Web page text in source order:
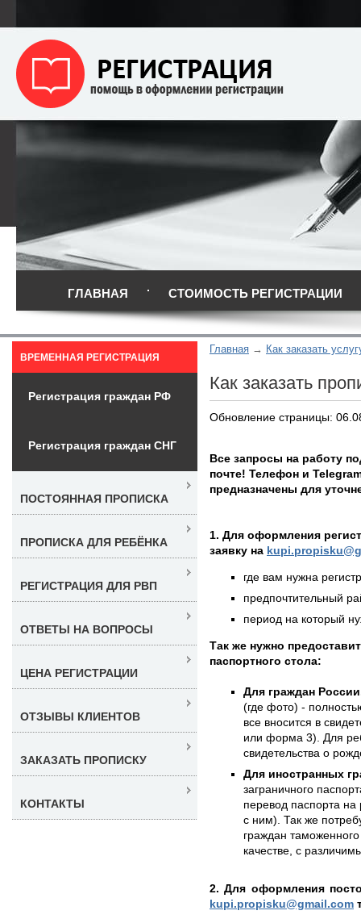
ГЛАВНАЯ СТОИМОСТЬ РЕГИСТРАЦИИ
Главная Как заказать
Как заказать
Обновление страницы:
Все запросы на работу
почте! Телефон и
предназначены для
1. Для оформления
заявку на
где вам нужна
предпочтительный
период на который
Так же нужно
паспортного стола:
Для граждан
(где фото) -
все вносится в
или форма 3). Для
свидетельства о
Для иностранных
заграничного
перевод паспорта на
с ним). Так же
граждан
качестве, с
2. Для оформления
kupi.propisku@gmail.com
ВРЕМЕННАЯ РЕГИСТРАЦИЯ
Регистрация граждан РФ
Регистрация граждан СНГ
ПОСТОЯННАЯ ПРОПИСКА
ПРОПИСКА ДЛЯ РЕБЁНКА
РЕГИСТРАЦИЯ ДЛЯ РВП
ОТВЕТЫ НА ВОПРОСЫ
ЦЕНА РЕГИСТРАЦИИ
ОТЗЫВЫ КЛИЕНТОВ
ЗАКАЗАТЬ ПРОПИСКУ
КОНТАКТЫ